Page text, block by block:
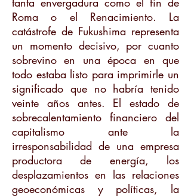
Roma o el Renacimiento. La
catástrofe de Fukushima representa
un momento decisivo, por cuanto
sobrevino en una época en que
todo estaba listo para imprimirle un
significado que no habría tenido
veinte años antes. El estado de
sobrecalentamiento financiero del
capitalismo ante la
irresponsabilidad de una empresa
productora de energía, los
desplazamientos en las relaciones
geoeconómicas y políticas, la